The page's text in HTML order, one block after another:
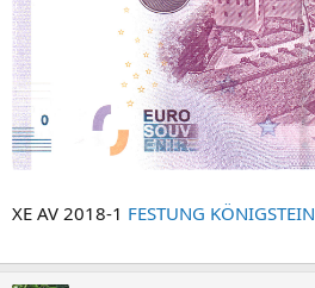
XE AV 2018-1 FESTUNG KÖNIGSTEIN